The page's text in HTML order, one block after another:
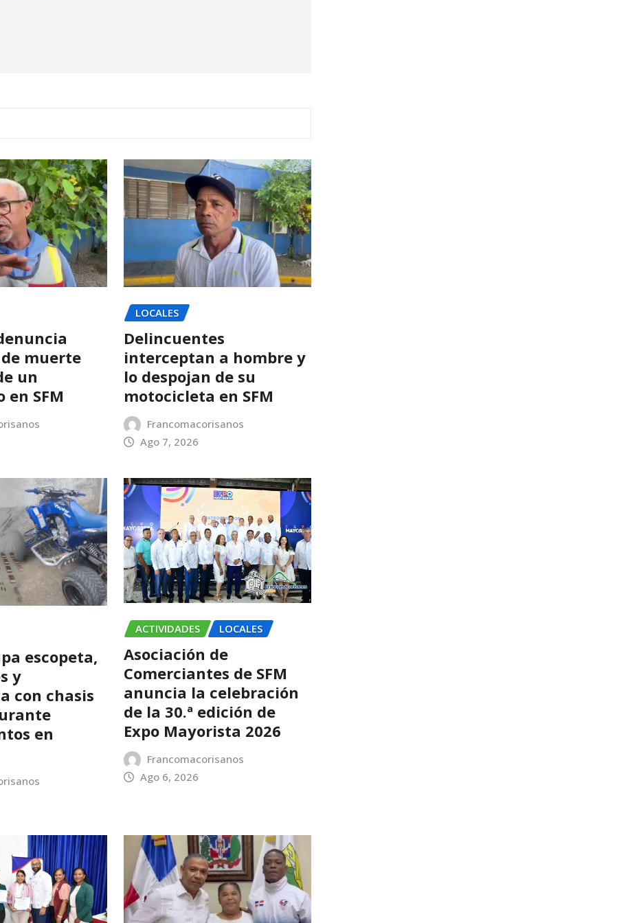
muerte
un
en SFM
LOCALES
Delincuentes
interceptan a hombre y
lo despojan de su
motocicleta en SFM
Francomacorisanos
Ago 7, 2026
escopeta,
y
con chasis
en
ACTIVIDADES LOCALES
Asociación de
Comerciantes de SFM
anuncia la celebración
de la 30.ª edición de
Expo Mayorista 2026
Francomacorisanos
Ago 6, 2026